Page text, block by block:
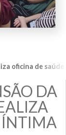
oficina de
DA
ÍNTIMA